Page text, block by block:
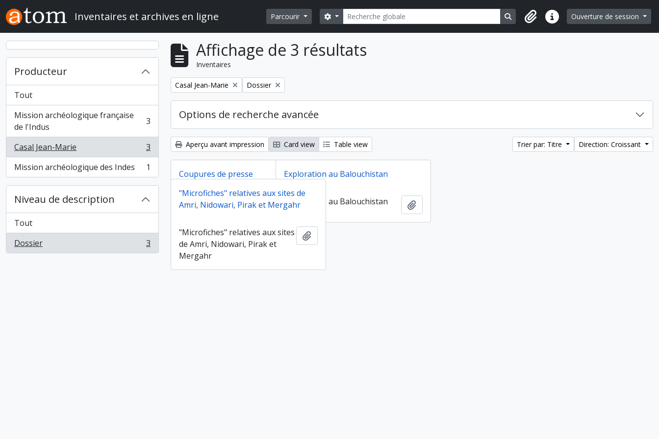
Skip to main content
Inventaires et archives en ligne Parcourir Rechercher
Search options Search in browse page
Liens rapidesOuverture de session
Producteur
Tout
Mission archéologique française
de l'Indus
, 3 résultats 3
Casal Jean-Marie
, 3 résultats
3
Mission archéologique des Indes
, 1 résultats 1
Niveau de description
Tout
Dossier
, 3 résultats 3
Affichage de 3 résultats
Inventaires
Remove filter:
Casal Jean-Marie Remove filter:
Dossier
Options de recherche avancée
Aperçu avant impression Card view Table view Trier par: Titre Direction: Croissant
Coupures de presse
Coupures de presse Ajouter au presse-papier
Exploration au Balouchistan
Exploration au Balouchistan
"Microfiches" relatives aux sites de
Amri, Nidowari, Pirak et Mergahr
"Microfiches" relatives aux sites
de Amri, Nidowari, Pirak et
Mergahr